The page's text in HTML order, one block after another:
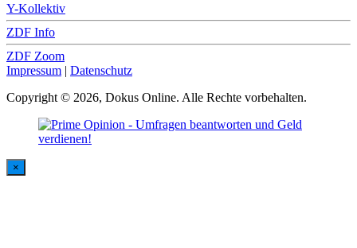
Y-Kollektiv
ZDF Info
ZDF Zoom
Impressum | Datenschutz
Copyright © 2026, Dokus Online. Alle Rechte vorbehalten.
×